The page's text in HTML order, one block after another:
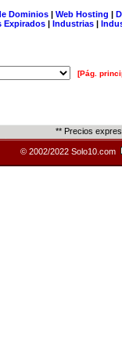
Dominios| Web Hosting |
Expirados | Industrias |
[Pág.
** Precios
© 2002/2022 Solo10.com